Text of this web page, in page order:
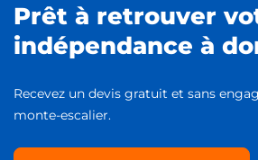
Prêt à retrouver
indépendance à
Recevez un devis gratuit et sans
monte-escalier.